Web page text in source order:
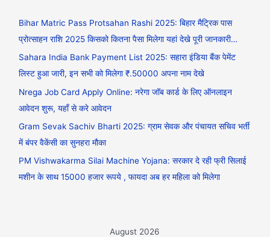
Bihar Matric Pass Protsahan Rashi 2025: बिहार मैट्रिक पास
प्रोत्साहन राशि 2025 किसको कितना पैसा मिलेगा यहां देखे पूरी जानकारी…
Sahara India Bank Payment List 2025: सहारा इंडिया बैंक पेमेंट
लिस्ट हुआ जारी, इन सभी को मिलेगा ₹.50000 अपना नाम देखे
Nrega Job Card Apply Online: नरेगा जॉब कार्ड के लिए ऑनलाइन
आवेदन शुरू, यहाँ से करे आवेदन
Gram Sevak Sachiv Bharti 2025: ग्राम सेवक और पंचायत सचिव भर्ती
में बंपर वैकेंसी का सुनहरा मौका
PM Vishwakarma Silai Machine Yojana: सरकार दे रही फ्री सिलाई
मशीन के साथ 15000 हजार रूपये , फायदा अब हर महिला को मिलेगा
August 2026